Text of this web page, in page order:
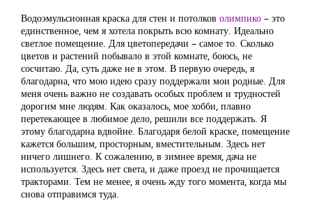
Водоэмульсионная краска для стен и потолков олимпико – это
единственное, чем я хотела покрыть всю комнату. Идеально
светлое помещение. Для цветопередачи – самое то. Сколько
цветов и растений побывало в этой комнате, боюсь, не
сосчитаю. Да, суть даже не в этом. В первую очередь, я
благодарна, что мою идею сразу поддержали мои родные. Для
меня очень важно не создавать особых проблем и трудностей
дорогим мне людям. Как оказалось, мое хобби, плавно
перетекающее в любимое дело, решили все поддержать. Я
этому благодарна вдвойне. Благодаря белой краске, помещение
кажется большим, просторным, вместительным. Здесь нет
ничего лишнего. К сожалению, в зимнее время, дача не
используется. Здесь нет света, и даже проезд не прочищается
тракторами. Тем не менее, я очень жду того момента, когда мы
снова отправимся туда.